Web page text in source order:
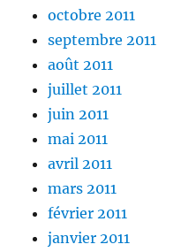
octobre 2011
septembre 2011
août 2011
juillet 2011
juin 2011
mai 2011
avril 2011
mars 2011
février 2011
janvier 2011